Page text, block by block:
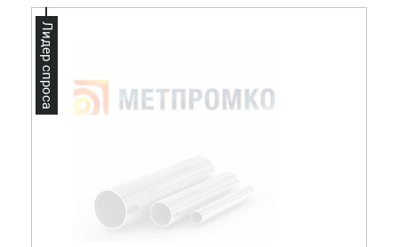
Лидер спроса